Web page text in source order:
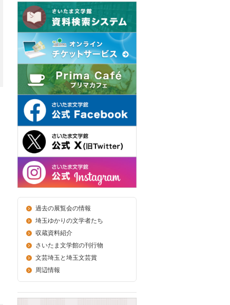
過去の展覧会の情報
埼玉ゆかりの文学者たち
収蔵資料紹介
さいたま文学館の刊行物
文芸埼玉と埼玉文芸賞
周辺情報